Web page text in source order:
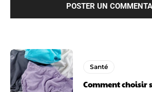
Santé
Comment choisir